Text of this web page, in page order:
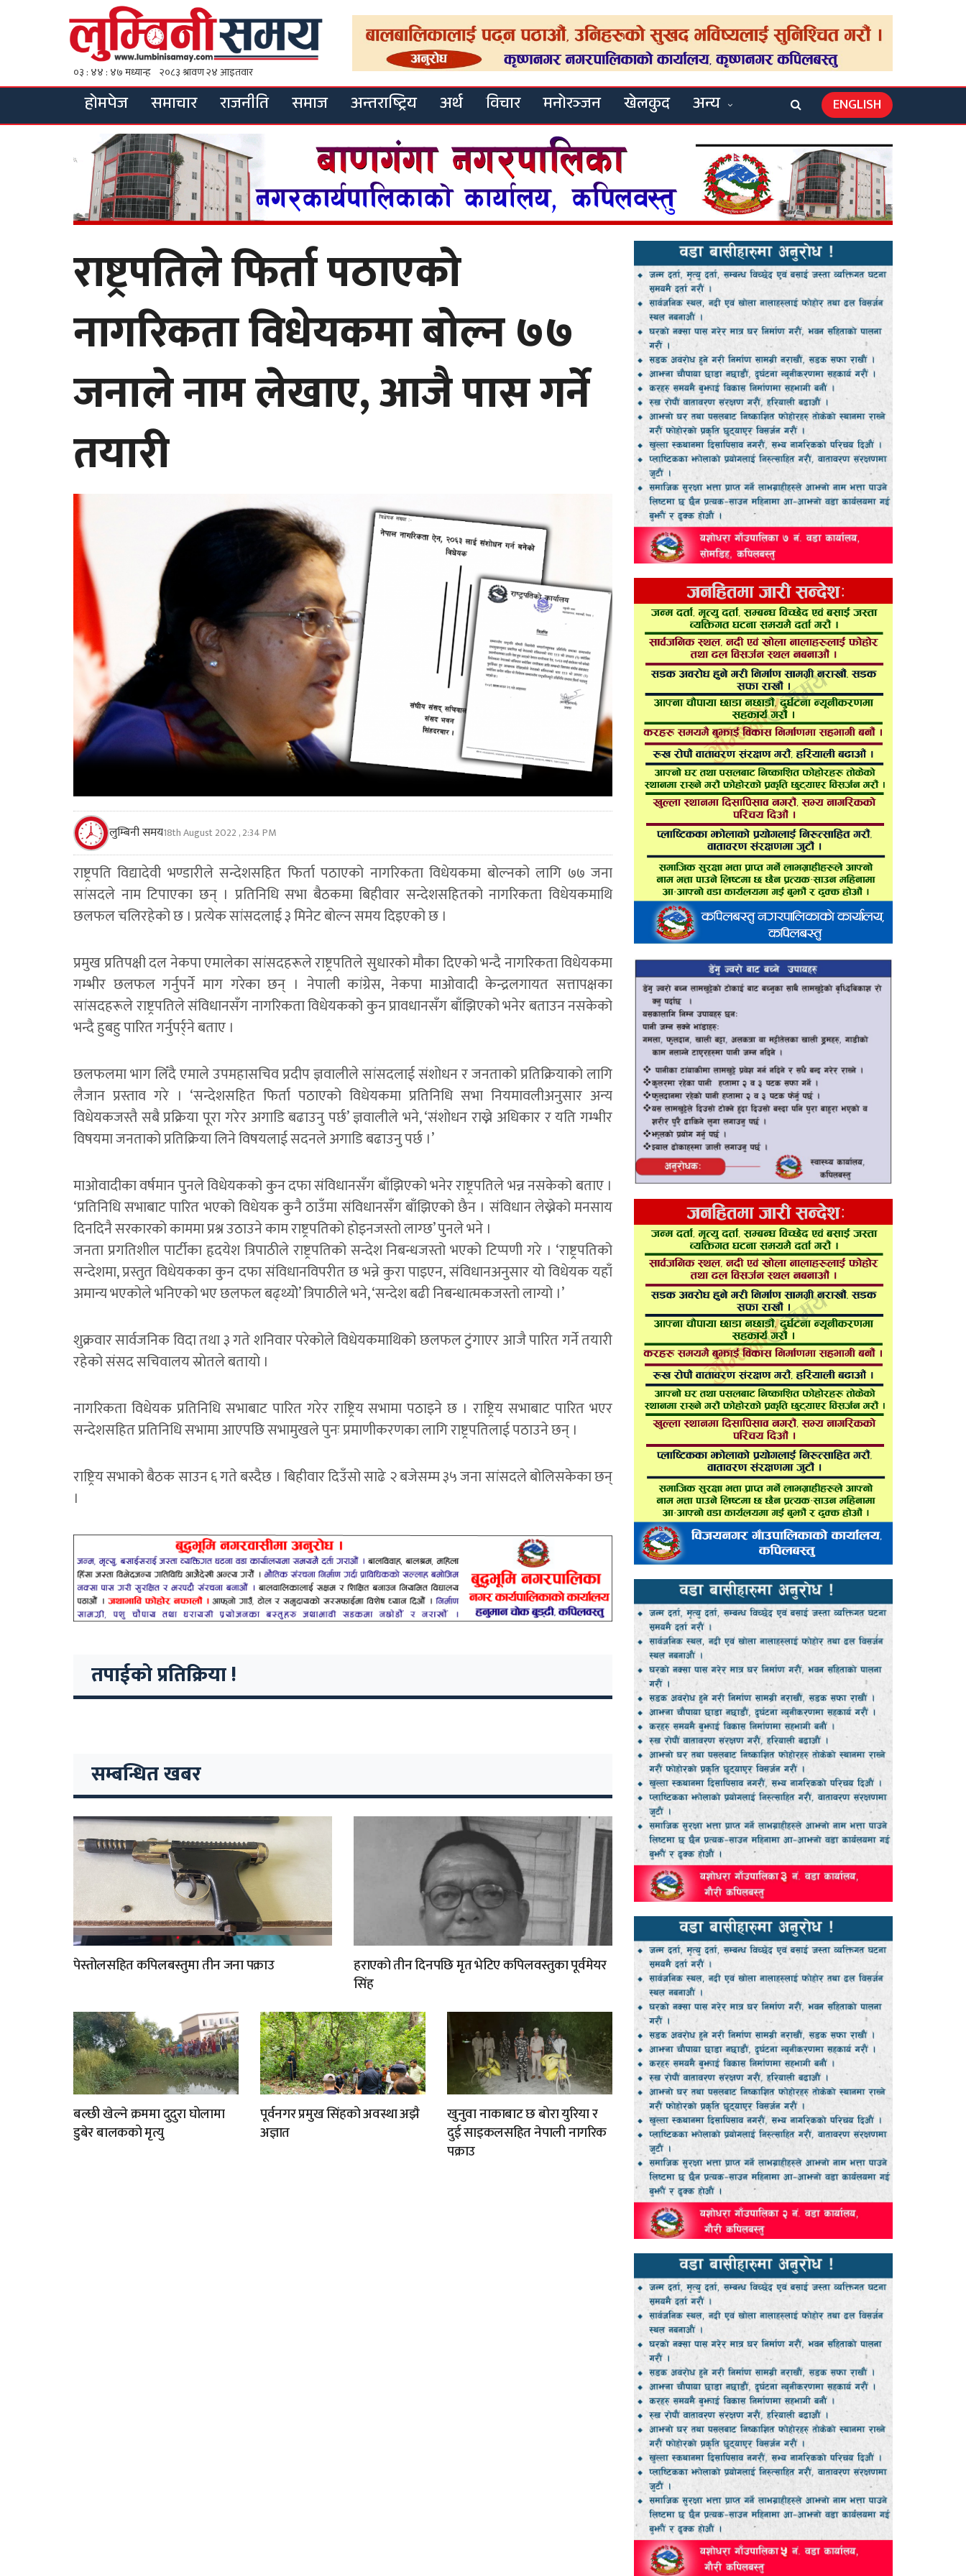
होमपेज समाचार राजनीति समाज अन्तराष्ट्रिय अर्थ विचार मनोरञ्जन खेलकुद अन्य ENGLISH
राष्ट्रपतिले फिर्ता पठाएको
नागरिकता विधेयकमा बोल्न ७७
जनाले नाम लेखाए, आजै पास गर्ने
तयारी
लुम्बिनी समय18th August 2022 , 2:34 PM
राष्ट्रपति विद्यादेवी भण्डारीले सन्देशसहित फिर्ता पठाएको नागरिकता विधेयकमा बोल्नको लागि ७७ जना
सांसदले नाम टिपाएका छन् । प्रतिनिधि सभा बैठकमा बिहीवार सन्देशसहितको नागरिकता विधेयकमाथि
छलफल चलिरहेको छ । प्रत्येक सांसदलाई ३ मिनेट बोल्न समय दिइएको छ ।
प्रमुख प्रतिपक्षी दल नेकपा एमालेका सांसदहरूले राष्ट्रपतिले सुधारको मौका दिएको भन्दै नागरिकता विधेयकमा
गम्भीर छलफल गर्नुपर्ने माग गरेका छन् । नेपाली कांग्रेस, नेकपा माओवादी केन्द्रलगायत सत्तापक्षका
सांसदहरूले राष्ट्रपतिले संविधानसँग नागरिकता विधेयकको कुन प्रावधानसँग बाँझिएको भनेर बताउन नसकेको
भन्दै हुबहु पारित गर्नुपर्र्ने बताए ।
छलफलमा भाग लिँदै एमाले उपमहासचिव प्रदीप ज्ञवालीले सांसदलाई संशोधन र जनताको प्रतिक्रियाको लागि
लैजान प्रस्ताव गरे । ‘सन्देशसहित फिर्ता पठाएको विधेयकमा प्रतिनिधि सभा नियमावलीअनुसार अन्य
विधेयकजस्तै सबै प्रक्रिया पूरा गरेर अगाडि बढाउनु पर्छ’ ज्ञवालीले भने, ‘संशोधन राख्ने अधिकार र यति गम्भीर
विषयमा जनताको प्रतिक्रिया लिने विषयलाई सदनले अगाडि बढाउनु पर्छ ।’
माओवादीका वर्षमान पुनले विधेयकको कुन दफा संविधानसँग बाँझिएको भनेर राष्ट्रपतिले भन्न नसकेको बताए ।
‘प्रतिनिधि सभाबाट पारित भएको विधेयक कुनै ठाउँमा संविधानसँग बाँझिएको छैन । संविधान लेख्नेको मनसाय
दिनदिनै सरकारको काममा प्रश्न उठाउने काम राष्ट्रपतिको होइनजस्तो लाग्छ’ पुनले भने ।
जनता प्रगतिशील पार्टीका हृदयेश त्रिपाठीले राष्ट्रपतिको सन्देश निबन्धजस्तो भएको टिप्पणी गरे । ‘राष्ट्रपतिको
सन्देशमा, प्रस्तुत विधेयकका कुन दफा संविधानविपरीत छ भन्ने कुरा पाइएन, संविधानअनुसार यो विधेयक यहाँ
अमान्य भएकोले भनिएको भए छलफल बढ्थ्योे’ त्रिपाठीले भने, ‘सन्देश बढी निबन्धात्मकजस्तो लाग्यो ।’
शुक्रवार सार्वजनिक विदा तथा ३ गते शनिवार परेकोले विधेयकमाथिको छलफल टुंगाएर आजै पारित गर्ने तयारी
रहेको संसद सचिवालय स्रोतले बतायो ।
नागरिकता विधेयक प्रतिनिधि सभाबाट पारित गरेर राष्ट्रिय सभामा पठाइने छ । राष्ट्रिय सभाबाट पारित भएर
सन्देशसहित प्रतिनिधि सभामा आएपछि सभामुखले पुनः प्रमाणीकरणका लागि राष्ट्रपतिलाई पठाउने छन् ।
राष्ट्रिय सभाको बैठक साउन ६ गते बस्दैछ । बिहीवार दिउँसो साढे २ बजेसम्म ३५ जना सांसदले बोलिसकेका छन्
।
तपाईको प्रतिक्रिया !
सम्बन्धित खबर
पेस्तोलसहित कपिलबस्तुमा तीन जना पक्राउ
हराएको तीन दिनपछि मृत भेटिए कपिलवस्तुका पूर्वमेयर
सिंह
बल्छी खेल्ने क्रममा दुदुरा घोलामा
डुबेर बालकको मृत्यु
पूर्वनगर प्रमुख सिंहको अवस्था अझै
अज्ञात
खुनुवा नाकाबाट छ बोरा युरिया र
दुई साइकलसहित नेपाली नागरिक
पक्राउ